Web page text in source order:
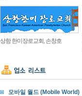
상항 한미장로교회, 손창호
모바일 월드 (Mobile World)